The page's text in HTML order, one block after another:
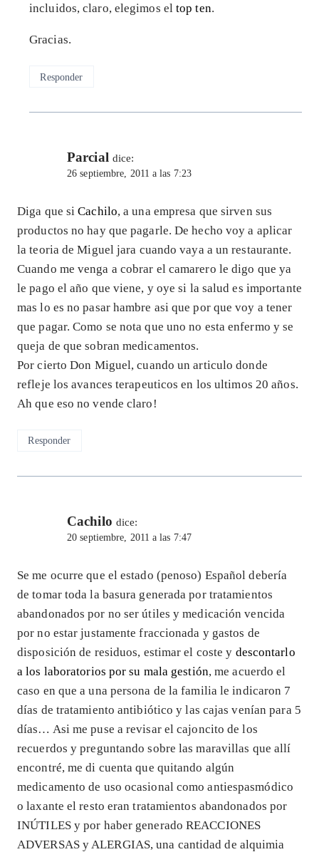
incluidos, claro, elegimos eltop ten.
Gracias.
Responder
Parcial dice:
26 septiembre, 2011 a las 7:23
Diga que siCachilo, a una empresa que sirven sus
productos no hay que pagarle. De hecho voy a aplicar
la teoria de Miguel jara cuando vaya a un restaurante.
Cuando me venga a cobrar el camarero le digo que ya
le pago el año que viene, y oye si la salud es importante
mas lo es no pasar hambre asi que por que voy a tener
que pagar. Como se nota que uno no esta enfermo y se
queja de que sobran medicamentos.
Por cierto Don Miguel, cuando un articulo donde
refleje los avances terapeuticos en los ultimos 20 años.
Ah que eso no vende claro!
Responder
Cachilo dice:
20 septiembre, 2011 a las 7:47
Se me ocurre que el estado (penoso) Español debería
de tomar toda la basura generada por tratamientos
abandonados por no ser útiles y medicación vencida
por no estar justamente fraccionada y gastos de
disposición de residuos, estimar el coste y descontarlo
a los laboratorios por su mala gestión, me acuerdo el
caso en que a una persona de la familia le indicaron 7
días de tratamiento antibiótico y las cajas venían para 5
días… Asi me puse a revisar el cajoncito de los
recuerdos y preguntando sobre las maravillas que allí
encontré, me di cuenta que quitando algún
medicamento de uso ocasional como antiespasmódico
o laxante el resto eran tratamientos abandonados por
INÚTILES y por haber generado REACCIONES
ADVERSAS y ALERGIAS, una cantidad de alquimia